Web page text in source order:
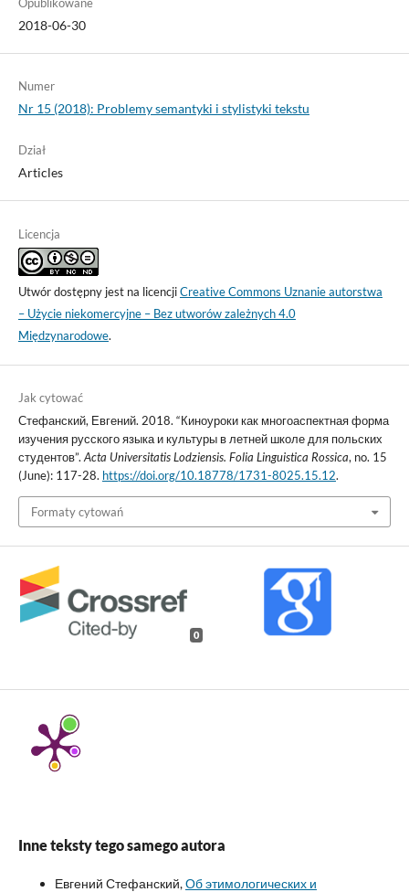
Opublikowane
2018-06-30
Numer
Nr 15 (2018): Problemy semantyki i stylistyki tekstu
Dział
Articles
Licencja
Utwór dostępny jest na licencjiCreative Commons Uznanie autorstwa
– Użycie niekomercyjne – Bez utworów zależnych 4.0
Międzynarodowe.
Jak cytować
Стефанский, Евгений. 2018. “Киноуроки как многоаспектная форма
изучения русского языка и культуры в летней школе для польских
студентов”. Acta Universitatis Lodziensis. Folia Linguistica Rossica, no. 15
(June): 117-28. https://doi.org/10.18778/1731-8025.15.12.
Formaty cytowań
0
Inne teksty tego samego autora
Евгений Стефанский,Об этимологических и